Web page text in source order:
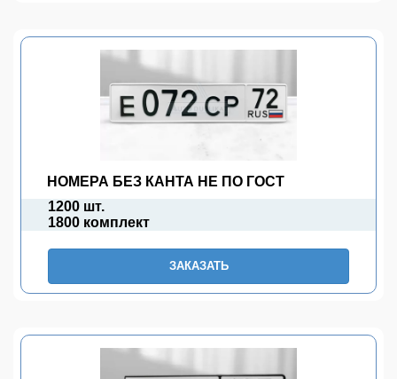
НОМЕРА БЕЗ КАНТА НЕ ПО ГОСТ
1200 шт.
1800 комплект
ЗАКАЗАТЬ